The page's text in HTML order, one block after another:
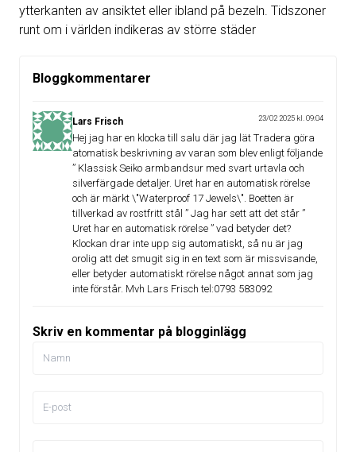
ytterkanten av ansiktet eller ibland på bezeln. Tidszoner
runt om i världen indikeras av större städer
Bloggkommentarer
Lars Frisch 23/02 2025 kl. 09:04
Hej jag har en klocka till salu där jag lät Tradera göra
atomatisk beskrivning av varan som blev enligt följande
” Klassisk Seiko armbandsur med svart urtavla och
silverfärgade detaljer. Uret har en automatisk rörelse
och är märkt \"Waterproof 17 Jewels\". Boetten är
tillverkad av rostfritt stål ” Jag har sett att det står ”
Uret har en automatisk rörelse ” vad betyder det?
Klockan drar inte upp sig automatiskt, så nu är jag
orolig att det smugit sig in en text som är missvisande,
eller betyder automatiskt rörelse något annat som jag
inte förstår. Mvh Lars Frisch tel:0793 583092
Skriv en kommentar på blogginlägg